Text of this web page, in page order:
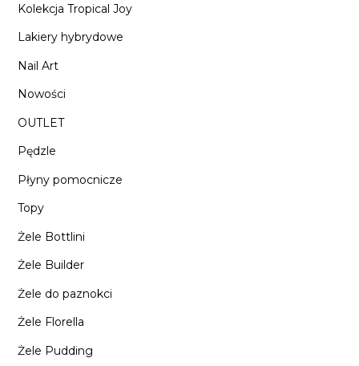
Kolekcja Tropical Joy
Lakiery hybrydowe
Nail Art
Nowości
OUTLET
Pędzle
Płyny pomocnicze
Topy
Żele Bottlini
Żele Builder
Żele do paznokci
Żele Florella
Żele Pudding